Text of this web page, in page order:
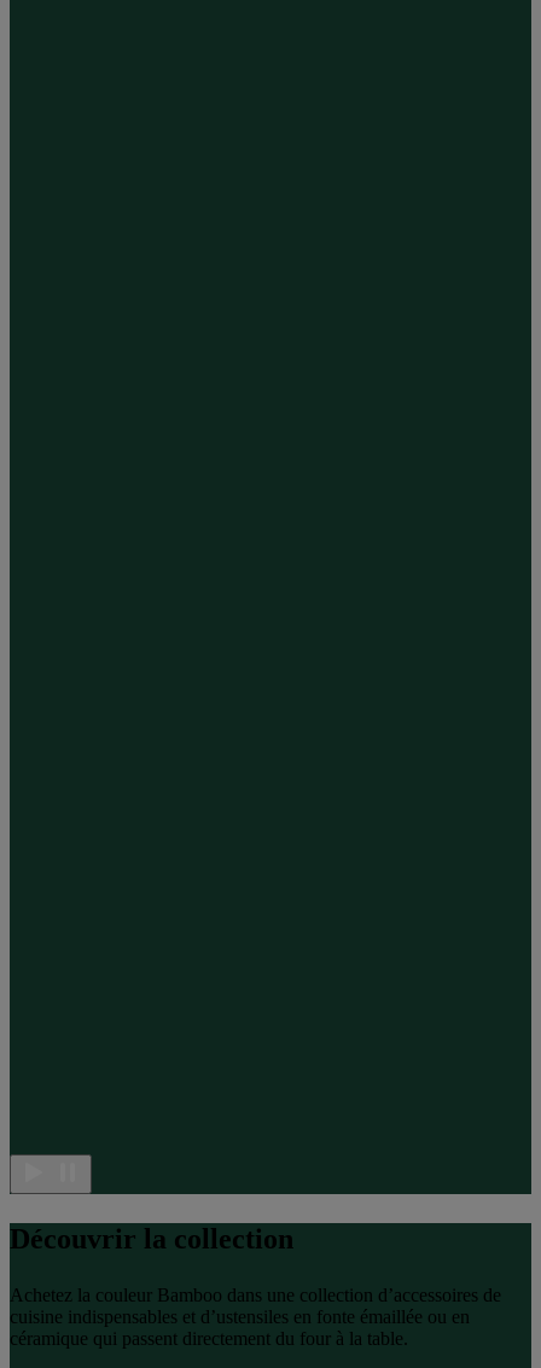
Découvrir la collection
Achetez la couleur Bamboo dans une collection d’accessoires de
cuisine indispensables et d’ustensiles en fonte émaillée ou en
céramique qui passent directement du four à la table.